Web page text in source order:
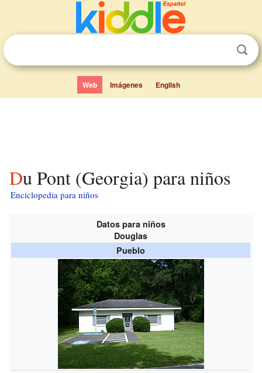
Web Imágenes English
Du Pont (Georgia) para niños
Enciclopedia para niños
Datos para niños
Douglas
Pueblo